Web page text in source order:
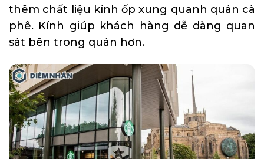
thêm chất liệu kính ốp xung quanh quán cà
phê. Kính giúp khách hàng dễ dàng quan
sát bên trong quán hơn.